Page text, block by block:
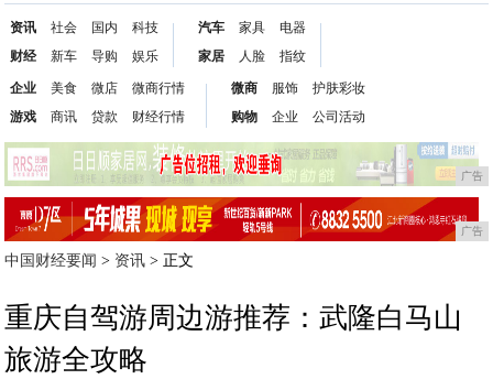
资讯
财经
社会
新车
国内
导购
科技
娱乐
汽车
家居
家具
人脸
电器
指纹
企业
游戏
美食
商讯
微店
贷款
微商行情
财经行情
微商
购物
服饰
企业
护肤彩妆
公司活动
广告
广告
中国财经要闻 > 资讯 > 正文
重庆自驾游周边游推荐：武隆白马山
旅游全攻略